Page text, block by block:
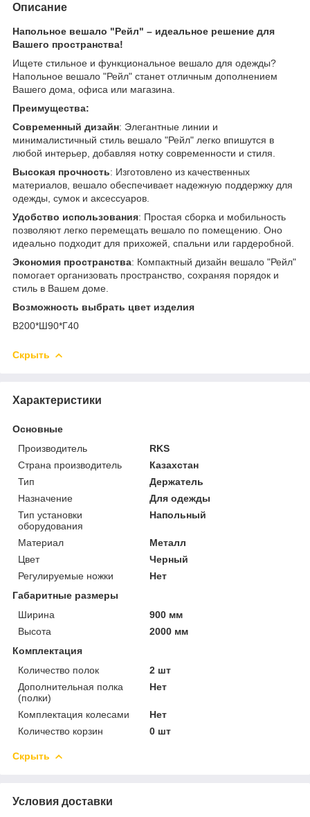
Описание
Напольное вешало "Рейл" – идеальное решение для
Вашего пространства!
Ищете стильное и функциональное вешало для одежды?
Напольное вешало "Рейл" станет отличным дополнением
Вашего дома, офиса или магазина.
Преимущества:
Современный дизайн: Элегантные линии и
минималистичный стиль вешало "Рейл" легко впишутся в
любой интерьер, добавляя нотку современности и стиля.
Высокая прочность: Изготовлено из качественных
материалов, вешало обеспечивает надежную поддержку для
одежды, сумок и аксессуаров.
Удобство использования: Простая сборка и мобильность
позволяют легко перемещать вешало по помещению. Оно
идеально подходит для прихожей, спальни или гардеробной.
Экономия пространства: Компактный дизайн вешало "Рейл"
помогает организовать пространство, сохраняя порядок и
стиль в Вашем доме.
Возможность выбрать цвет изделия
В200*Ш90*Г40
Скрыть
Характеристики
Основные
Производитель
RKS
Страна производитель
Казахстан
Тип
Держатель
Назначение
Для одежды
Тип установки
оборудования
Напольный
Материал
Металл
Цвет
Черный
Регулируемые ножки
Нет
Габаритные размеры
Ширина
900 мм
Высота
2000 мм
Комплектация
Количество полок
2 шт
Дополнительная полка
(полки)
Нет
Комплектация колесами
Нет
Количество корзин
0 шт
Скрыть
Условия доставки